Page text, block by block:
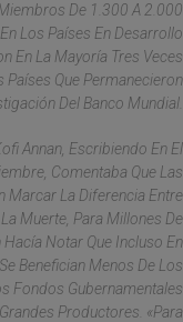
De 1.300 A 2.000
Los Países En Desarrollo
En La Mayoría Tres Veces
Países Que Permanecieron
Del Banco Mundial.
Annan, Escribiendo En El
Comentaba Que Las
Marcar La Diferencia Entre
Muerte, Para Millones De
Notar Que Incluso En
Benefician Menos De Los
Fondos Gubernamentales
Productores. «Para